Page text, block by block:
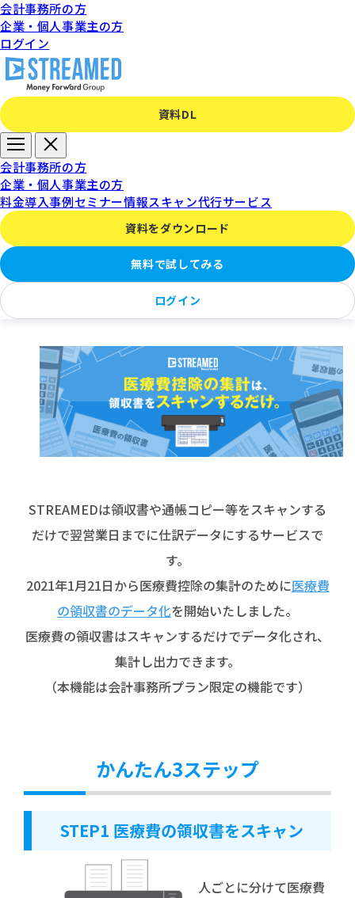
会計事務所の方
企業・個人事業主の方
ログイン
資料DL
会計事務所の方
企業・個人事業主の方
料金導入事例セミナー情報スキャン代行サービス
資料をダウンロード
無料で試してみる
ログイン
医療費控除の集計は領収書
をスキャンするだけ
STREAMEDは領収書や通帳コピー等をスキャンする
だけで翌営業日までに仕訳データにするサービスで
す。
2021年1月21日から医療費控除の集計のために医療費
の領収書のデータ化を開始いたしました。
医療費の領収書はスキャンするだけでデータ化され、
集計し出力できます。
（本機能は会計事務所プラン限定の機能です）
かんたん3ステップ
STEP1 医療費の領収書をスキャン
人ごとに分けて医療費